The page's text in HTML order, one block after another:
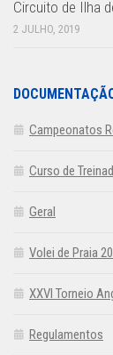
Circuito de Ilha
2 JULHO, 2019
Campeonatos
Curso de
Geral
Volei de Praia
XXVI Torneio
Regulamentos